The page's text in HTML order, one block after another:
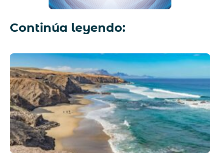
Continúa leyendo: